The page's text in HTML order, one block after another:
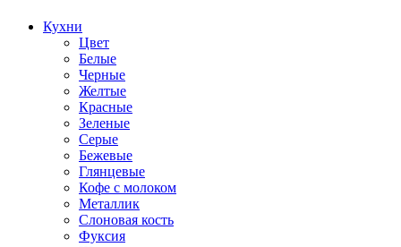
Кухни
Цвет
Белые
Черные
Желтые
Красные
Зеленые
Серые
Бежевые
Глянцевые
Кофе с молоком
Металлик
Слоновая кость
Фуксия